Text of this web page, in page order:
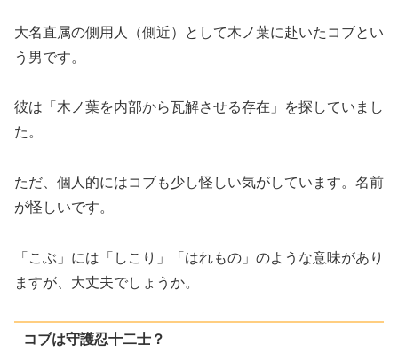
大名直属の側用人（側近）として木ノ葉に赴いたコブとい
う男です。
彼は「木ノ葉を内部から瓦解させる存在」を探していまし
た。
ただ、個人的にはコブも少し怪しい気がしています。名前
が怪しいです。
「こぶ」には「しこり」「はれもの」のような意味があり
ますが、大丈夫でしょうか。
コブは守護忍十二士？